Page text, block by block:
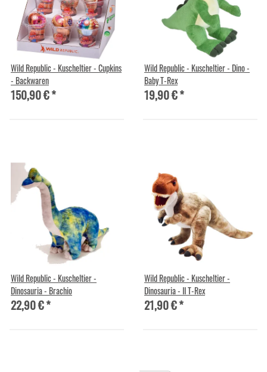
Wild Republic - Kuscheltier - Cupkins
- Backwaren
150,90 €*
Wild Republic - Kuscheltier - Dino -
Baby T-Rex
19,90 €*
Wild Republic - Kuscheltier -
Dinosauria - Brachio
22,90 €*
Wild Republic - Kuscheltier -
Dinosauria - II T-Rex
21,90 €*